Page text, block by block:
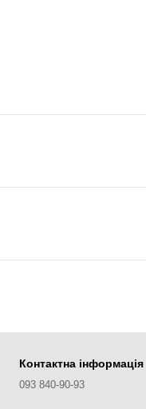
Контактна інформація
093 840-90-93